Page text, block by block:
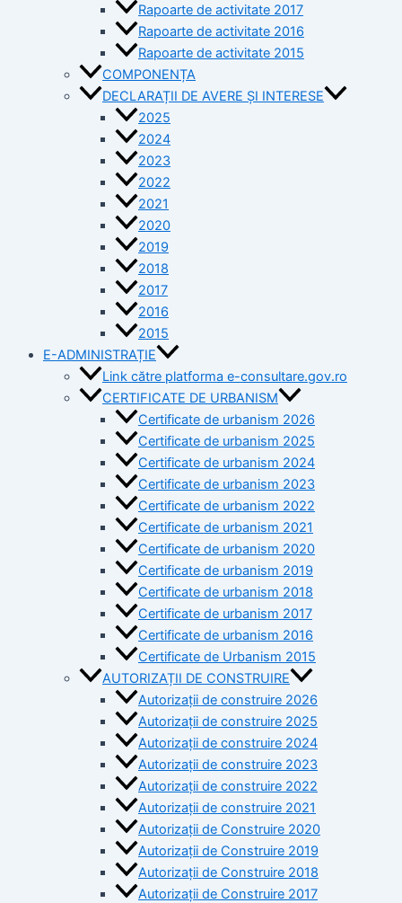
Rapoarte de activitate 2017
Rapoarte de activitate 2016
Rapoarte de activitate 2015
COMPONENȚA
DECLARAȚII DE AVERE ȘI INTERESE
2025
2024
2023
2022
2021
2020
2019
2018
2017
2016
2015
E-ADMINISTRAȚIE
Link către platforma e-consultare.gov.ro
CERTIFICATE DE URBANISM
Certificate de urbanism 2026
Certificate de urbanism 2025
Certificate de urbanism 2024
Certificate de urbanism 2023
Certificate de urbanism 2022
Certificate de urbanism 2021
Certificate de urbanism 2020
Certificate de urbanism 2019
Certificate de urbanism 2018
Certificate de urbanism 2017
Certificate de urbanism 2016
Certificate de Urbanism 2015
AUTORIZAȚII DE CONSTRUIRE
Autorizații de construire 2026
Autorizații de construire 2025
Autorizații de construire 2024
Autorizații de construire 2023
Autorizații de construire 2022
Autorizații de construire 2021
Autorizații de Construire 2020
Autorizații de Construire 2019
Autorizaţii de Construire 2018
Autorizaţii de Construire 2017